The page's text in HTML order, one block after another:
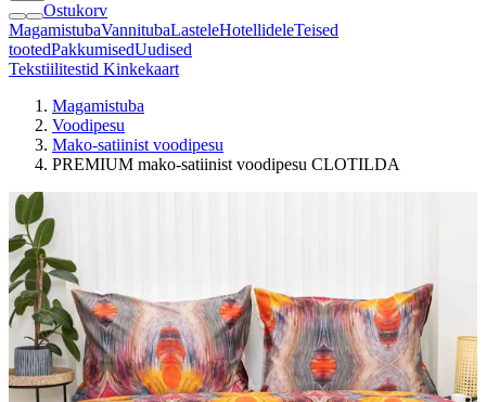
Ostukorv
MagamistubaVannitubaLasteleHotellideleTeised
tootedPakkumisedUudised
Tekstiilitestid Kinkekaart
Magamistuba
Voodipesu
Mako-satiinist voodipesu
PREMIUM mako-satiinist voodipesu CLOTILDA